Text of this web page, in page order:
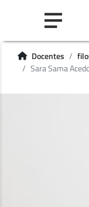
Docentes
Sara Sama